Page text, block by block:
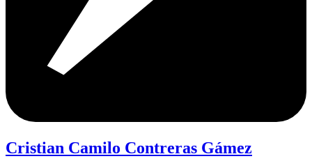
Cristian Camilo Contreras Gámez